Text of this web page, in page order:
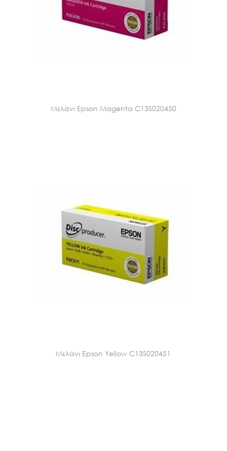
Μελάνι Epson Magenta C13S020450
Μελάνι Epson Yellow C13S020451